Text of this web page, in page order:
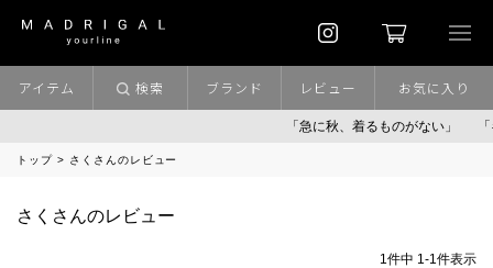
「急に秋、着るものがない」
アイテム 検索 ブランド レビュー お気に入り
トップ さくさんのレビュー
さくさんのレビュー
1件中 1-1件表示